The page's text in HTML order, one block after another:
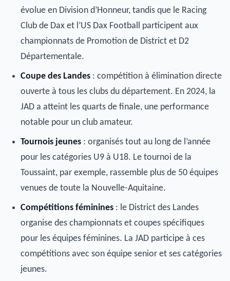
évolue en Division d’Honneur, tandis que le Racing
Club de Dax et l’US Dax Football participent aux
championnats de Promotion de District et D2
Départementale.
Coupe des Landes : compétition à élimination directe
ouverte à tous les clubs du département. En 2024, la
JAD a atteint les quarts de finale, une performance
notable pour un club amateur.
Tournois jeunes : organisés tout au long de l’année
pour les catégories U9 à U18. Le tournoi de la
Toussaint, par exemple, rassemble plus de 50 équipes
venues de toute la Nouvelle-Aquitaine.
Compétitions féminines : le District des Landes
organise des championnats et coupes spécifiques
pour les équipes féminines. La JAD participe à ces
compétitions avec son équipe senior et ses catégories
jeunes.